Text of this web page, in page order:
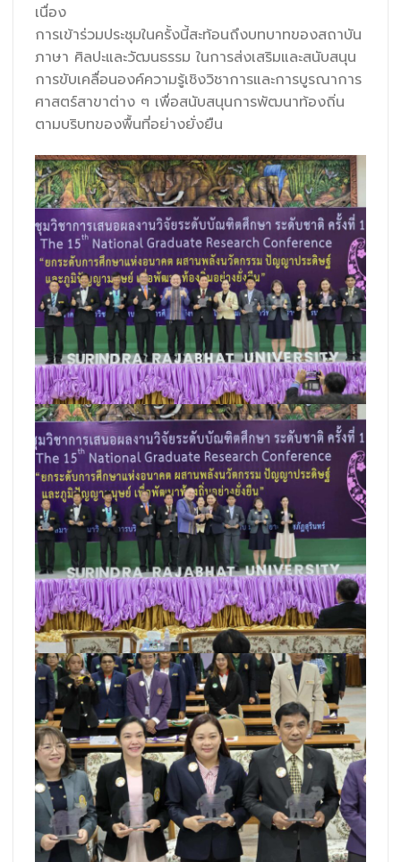
เนื่อง
การเข้าร่วมประชุมในครั้งนี้สะท้อนถึงบทบาทของสถาบัน
ภาษา ศิลปะและวัฒนธรรม ในการส่งเสริมและสนับสนุน
การขับเคลื่อนองค์ความรู้เชิงวิชาการและการบูรณาการ
ศาสตร์สาขาต่าง ๆ เพื่อสนับสนุนการพัฒนาท้องถิ่น
ตามบริบทของพื้นที่อย่างยั่งยืน